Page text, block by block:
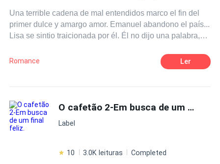
Una terrible cadena de mal entendidos marco el fin del
primer dulce y amargo amor. Emanuel abandono el país...
Lisa se sintio traicionada por él. Él no dijo una palabra,
reencontrar. Él necesita una asistente. Ella necesita
Romance Ler
O cafetão 2-Em busca de um
final
Label
10 3.0K leituras Completed